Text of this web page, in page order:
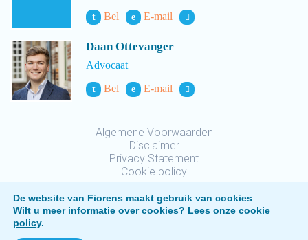
t Bel e E-mail
Daan Ottevanger
Advocaat
t Bel e E-mail
Algemene Voorwaarden
Disclaimer
Privacy Statement
Cookie policy
De website van Fiorens maakt gebruik van cookies
Wilt u meer informatie over cookies? Lees onze cookie
policy.